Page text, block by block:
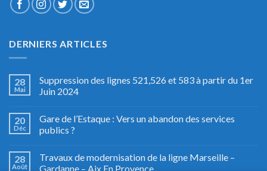
DERNIERS ARTICLES
28
Mai
Suppression des lignes 521,526 et 583 à partir du 1er
Juin 2024
20
Déc
Gare de l’Estaque : Vers un abandon des services
publics ?
28
Août
Travaux de modernisation de la ligne Marseille –
Gardanne – Aix En Provence